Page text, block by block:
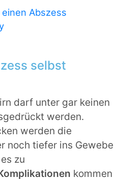
Abszess
selbst
darf unter gar keinen
werden.
werden die
noch tiefer ins Gewebe
zu
kommen